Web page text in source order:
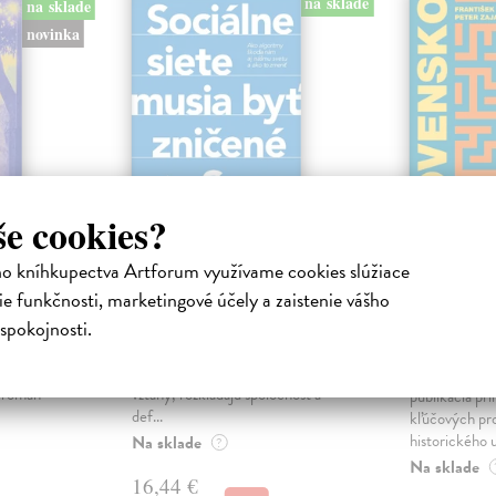
cookies?
kníhkupectva Artforum využívame cookies slúžiace
funkčnosti, marketingové účely a zaistenie vášho
na sklade
novinka
o
Sociálne siete musia
byť zničené
vzťahy, rozkladajú spoločnosť a
def...
Na sklade ?
16,44 €
sme.
publikácia
kľúčových
historického
Na sklade